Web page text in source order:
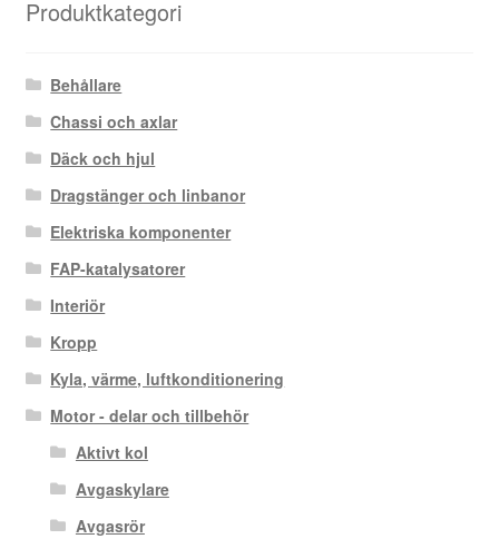
Produktkategori
Behållare
Chassi och axlar
Däck och hjul
Dragstänger och linbanor
Elektriska komponenter
FAP-katalysatorer
Interiör
Kropp
Kyla, värme, luftkonditionering
Motor - delar och tillbehör
Aktivt kol
Avgaskylare
Avgasrör